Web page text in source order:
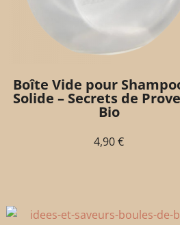
Boîte Vide pour
Solide – Secrets de
Bio
4,90€